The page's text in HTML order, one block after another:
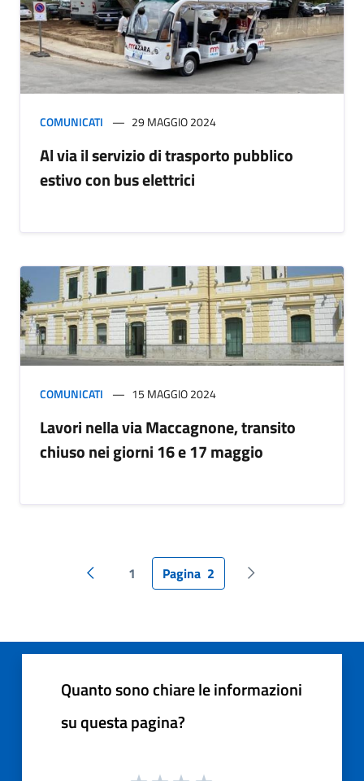
COMUNICATI 29 MAGGIO 2024
Al via il servizio di trasporto pubblico
estivo con bus elettrici
COMUNICATI 15 MAGGIO 2024
Lavori nella via Maccagnone, transito
chiuso nei giorni 16 e 17 maggio
Pagina precedente
1 Pagina 2 Pagina successiva
Quanto sono chiare le informazioni
su questa pagina?